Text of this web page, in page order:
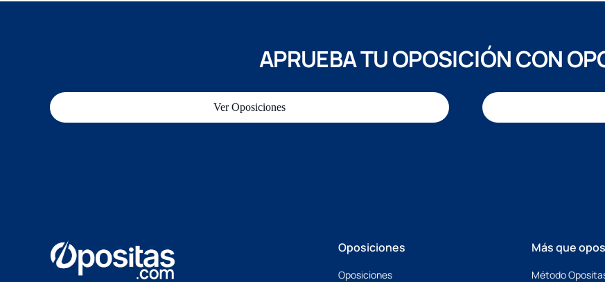
APRUEBA TU OPOSICIÓN CON
Ver Oposiciones
Oposiciones
Oposiciones
Más que
Método